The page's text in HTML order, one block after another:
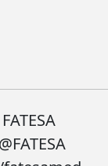
FATESA
@FATESA